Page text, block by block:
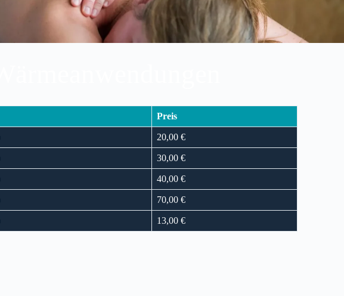
Preis
20,00 €
30,00 €
40,00 €
70,00 €
13,00 €